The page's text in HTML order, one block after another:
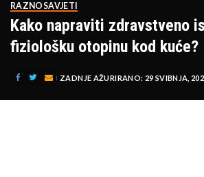
RAZNOSAVJETI
Kako napraviti zdravstveno
fiziološku otopinu kod kuće?
ZADNJE AŽURIRANO: 29 SVIBNJA,